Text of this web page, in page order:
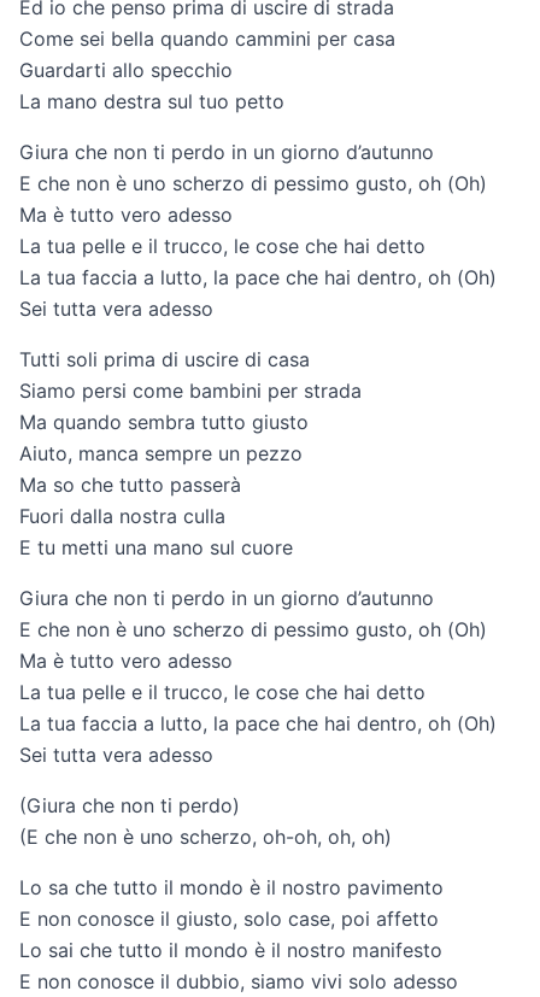
Ed io che penso prima di uscire di strada
Come sei bella quando cammini per casa
Guardarti allo specchio
La mano destra sul tuo petto
Giura che non ti perdo in un giorno d’autunno
E che non è uno scherzo di pessimo gusto, oh (Oh)
Ma è tutto vero adesso
La tua pelle e il trucco, le cose che hai detto
La tua faccia a lutto, la pace che hai dentro, oh (Oh)
Sei tutta vera adesso
Tutti soli prima di uscirе di casa
Siamo persi come bambini per strada
Ma quando sеmbra tutto giusto
Aiuto, manca sempre un pezzo
Ma so che tutto passerà
Fuori dalla nostra culla
E tu metti una mano sul cuore
Giura che non ti perdo in un giorno d’autunno
E che non è uno scherzo di pessimo gusto, oh (Oh)
Ma è tutto vero adesso
La tua pelle e il trucco, le cose che hai detto
La tua faccia a lutto, la pace che hai dentro, oh (Oh)
Sei tutta vera adesso
(Giura che non ti perdo)
(E che non è uno scherzo, oh-oh, oh, oh)
Lo sa che tutto il mondo è il nostro pavimento
E non conosce il giusto, solo case, poi affetto
Lo sai che tutto il mondo è il nostro manifesto
E non conosce il dubbio, siamo vivi solo adesso